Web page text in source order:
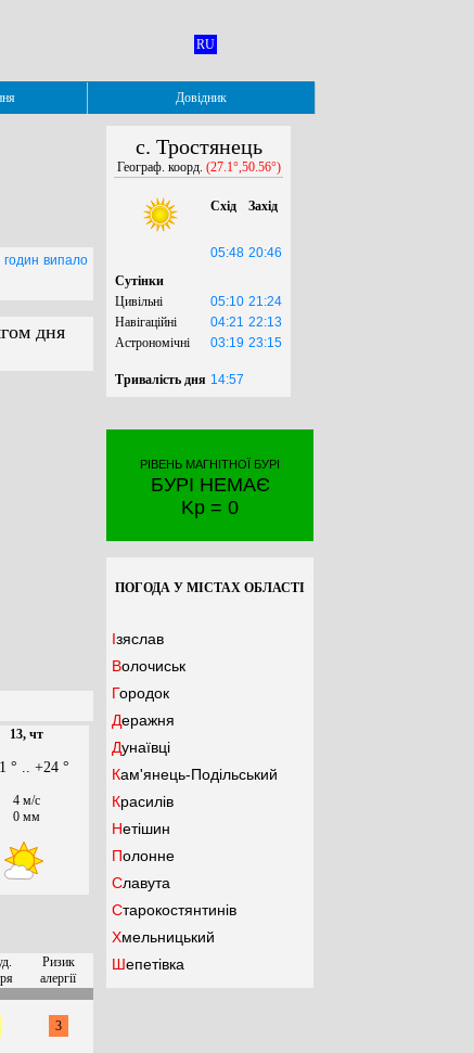
RU
Довідник
годин випало
дня
13, чт
° .. +24 °
4 м/с
0 мм
Ризик
алергії
3
с. Тростянець
Географ. коорд. (27.1°,50.56°)
Схід Захід
05:48 20:46
Сутінки
Цивільні
05:10 21:24
Навігаційні
04:21 22:13
Астрономічні
03:19 23:15
Тривалість дня 14:57
РІВЕНЬ МАГНІТНОЇ БУРІ
БУРІ НЕМАЄ
Kp = 0
ПОГОДА У МІСТАХ ОБЛАСТІ
Ізяслав
Волочиськ
Городок
Деражня
Дунаївці
Кам'янець-Подільський
Красилів
Нетішин
Полонне
Славута
Старокостянтинів
Хмельницький
Шепетівка